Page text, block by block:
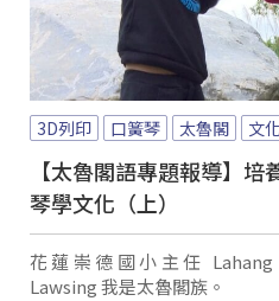
3D列印 口簧琴 太魯閣 文化
【太魯閣語專題報導】
琴學文化（上）
花蓮崇德國小主任 Lahang
Lawsing 我是太魯閣族。